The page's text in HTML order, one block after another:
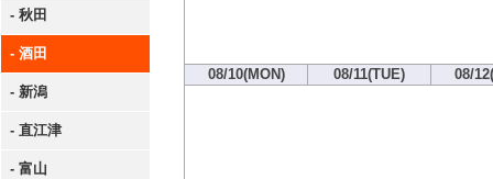
- 秋田
- 酒田
- 新潟
- 直江津
- 富山
08/10(MON) 08/11(TUE) 08/